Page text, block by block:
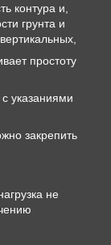
контура и,
грунта и
простоту
указаниями
закрепить
не